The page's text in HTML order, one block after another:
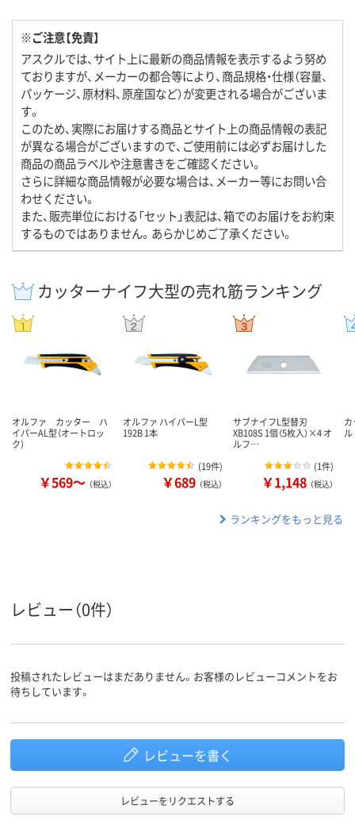
※ご注意【免責】
アスクルでは、サイト上に最新の商品情報を表示するよう努め
ておりますが、メーカーの都合等により、商品規格・仕様（容量、
パッケージ、原材料、原産国など）が変更される場合がございま
す。
このため、実際にお届けする商品とサイト上の商品情報の表記
が異なる場合がございますので、ご使用前には必ずお届けした
商品の商品ラベルや注意書きをご確認ください。
さらに詳細な商品情報が必要な場合は、メーカー等にお問い合
わせください。
また、販売単位における「セット」表記は、箱でのお届けをお約束
するものではありません。あらかじめご了承ください。
カッターナイフ大型の売れ筋ランキング
オルファ カッター ハ
イパーAL型（オートロッ
ク）
￥569～ （税込）
オルファ ハイパーL型
192B 1本
(19件)
￥689 （税込）
サブナイフL型替刃
XB108S 1個（5枚入）×4 オ
ルフ…
(1件)
￥1,148 （税込）
ランキングをもっと見る
レビュー（0件）
投稿されたレビューはまだありません。お客様のレビューコメントをお
待ちしています。
レビューを書く
レビューをリクエストする